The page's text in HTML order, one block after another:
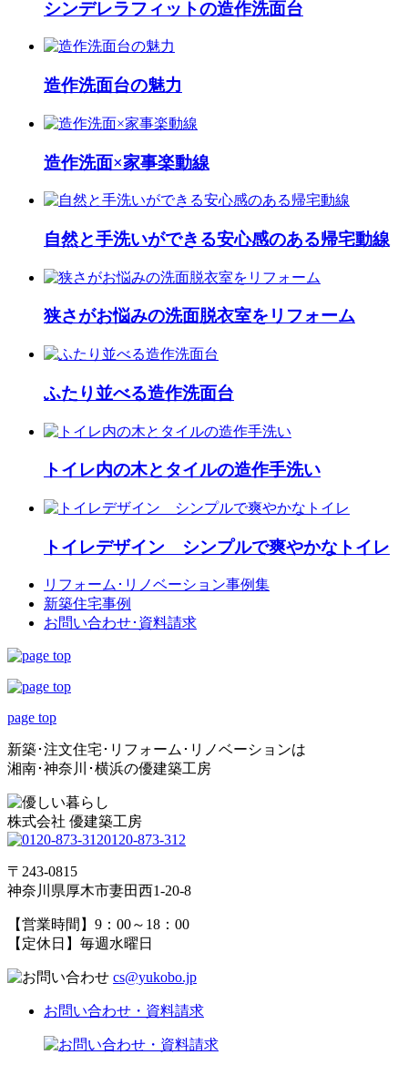
シンデレラフィットの造作洗面台
造作洗面台の魅力
造作洗面×家事楽動線
自然と手洗いができる安心感のある帰宅動線
狭さがお悩みの洗面脱衣室をリフォーム
ふたり並べる造作洗面台
トイレ内の木とタイルの造作手洗い
トイレデザイン シンプルで爽やかなトイレ
リフォーム･ リノベーション事例集
新築住宅事例
お問い合わせ･ 資料請求
page top
新築･注文住宅･リフォーム･リノベーションは
湘南･神奈川･横浜の優建築工房
株式会社 優建築工房
0120-873-312
〒243-0815
神奈川県厚木市妻田西1-20-8
【営業時間】9：00～18：00
【定休日】毎週水曜日
cs@yukobo.jp
お問い合わせ・資料請求